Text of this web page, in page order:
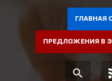
ГЛАВНАЯ
ПРЕДЛОЖЕНИЯ В